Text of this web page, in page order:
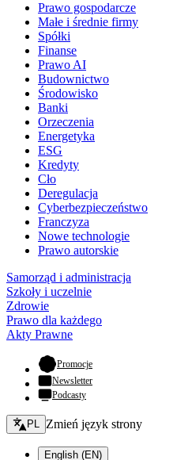
Prawo gospodarcze
Małe i średnie firmy
Spółki
Finanse
Prawo AI
Budownictwo
Środowisko
Banki
Orzeczenia
Energetyka
ESG
Kredyty
Cło
Deregulacja
Cyberbezpieczeństwo
Franczyza
Nowe technologie
Prawo autorskie
Samorząd i administracja
Szkoły i uczelnie
Zdrowie
Prawo dla każdego
Akty Prawne
Promocje- otwiera się w nowej karcie
Newsletter
Podcasty
Zmień język - bieżący:
PL Zmień język strony
English (EN)